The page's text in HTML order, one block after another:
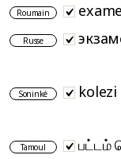
Roumain
Russe
Soninké
Tamoul
பட்டம்